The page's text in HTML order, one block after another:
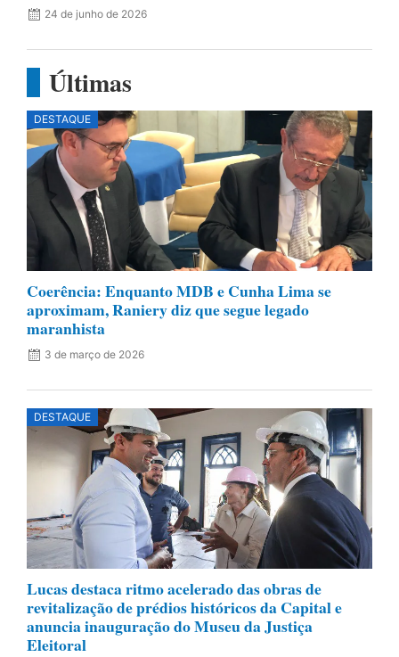
24 de junho de 2026
Últimas
DESTAQUE
Coerência: Enquanto MDB e Cunha Lima se
aproximam, Raniery diz que segue legado
maranhista
3 de março de 2026
DESTAQUE
Lucas destaca ritmo acelerado das obras de
revitalização de prédios históricos da Capital e
anuncia inauguração do Museu da Justiça
Eleitoral